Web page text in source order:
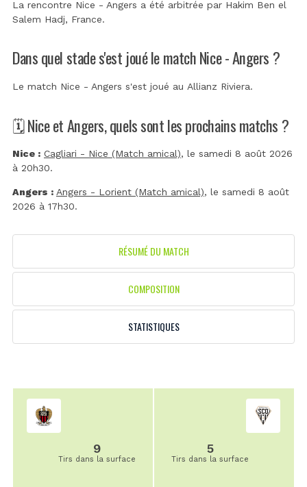
La rencontre Nice - Angers a été arbitrée par Hakim Ben el
Salem Hadj, France.
Dans quel stade s'est joué le match Nice - Angers ?
Le match Nice - Angers s'est joué au Allianz Riviera.
🗓️ Nice et Angers, quels sont les prochains matchs ?
Nice : Cagliari - Nice (Match amical), le samedi 8 août 2026
à 20h30.
Angers : Angers - Lorient (Match amical), le samedi 8 août
2026 à 17h30.
RÉSUMÉ DU MATCH
COMPOSITION
STATISTIQUES
9
Tirs dans la surface
5
Tirs dans la surface